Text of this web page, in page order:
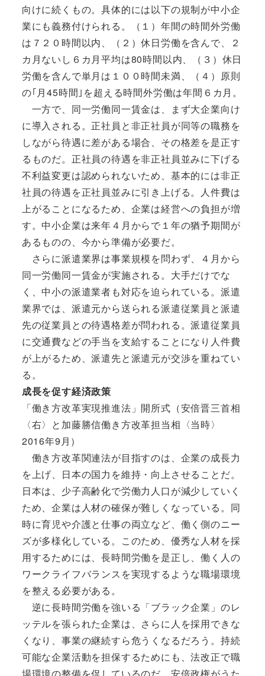
向けに続くもの。具体的には以下の規制が中小企
業にも義務付けられる。（１）年間の時間外労働
は７２０時間以内、（２）休日労働を含んで、２
カ月ないし６カ月平均は80時間以内、（３）休日
労働を含んで単月は１００時間未満、（４）原則
の｢月45時間｣を超える時間外労働は年間６カ月。
一方で、同一労働同一賃金は、まず大企業向け
に導入される。正社員と非正社員が同等の職務を
しながら待遇に差がある場合、その格差を是正す
るものだ。正社員の待遇を非正社員並みに下げる
不利益変更は認められないため、基本的には非正
社員の待遇を正社員並みに引き上げる。人件費は
上がることになるため、企業は経営への負担が増
す。中小企業は来年４月からで１年の猶予期間が
あるものの、今から準備が必要だ。
さらに派遣業界は事業規模を問わず、４月から
同一労働同一賃金が実施される。大手だけでな
く、中小の派遣業者も対応を迫られている。派遣
業界では、派遣元から送られる派遣従業員と派遣
先の従業員との待遇格差が問われる。派遣従業員
に交通費などの手当を支給することになり人件費
が上がるため、派遣先と派遣元が交渉を重ねてい
る。
成長を促す経済政策
「働き方改革実現推進法」開所式（安倍晋三首相
〈右〉と加藤勝信働き方改革担当相〈当時〉
2016年9月）
働き方改革関連法が目指すのは、企業の成長力
を上げ、日本の国力を維持・向上させることだ。
日本は、少子高齢化で労働力人口が減少していく
ため、企業は人材の確保が難しくなっている。同
時に育児や介護と仕事の両立など、働く側のニー
ズが多様化している。このため、優秀な人材を採
用するためには、長時間労働を是正し、働く人の
ワークライフバランスを実現するような職場環境
を整える必要がある。
逆に長時間労働を強いる「ブラック企業」のレ
ッテルを張られた企業は、さらに人を採用できな
くなり、事業の継続すら危うくなるだろう。持続
可能な企業活動を担保するためにも、法改正で職
場環境の整備を促しているのだ。安倍政権がうた